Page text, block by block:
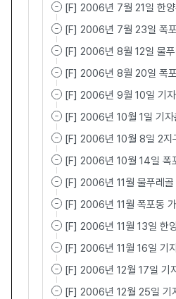
[F] 2006년 7월 21일 한양
[F] 2006년 7월 23일 폭
[F] 2006년 8월 12일 물푸
[F] 2006년 8월 20일 폭
[F] 2006년 9월 10일 기
[F] 2006년 10월 1일 기자
[F] 2006년 10월 8일 2지
[F] 2006년 10월 14일 폭
[F] 2006년 11월 물푸레골
[F] 2006년 11월 폭포동
[F] 2006년 11월 13일 한
[F] 2006년 11월 16일 기
[F] 2006년 12월 17일 기
[F] 2006년 12월 25일 기